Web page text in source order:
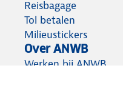
Reisbagage
Tol betalen
Milieustickers
Over ANWB
Werken bij ANWB